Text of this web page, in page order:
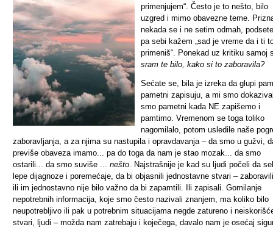
primenjujem“. Često je to nešto, bilo
uzgred i mimo obavezne teme.
nekada se i ne setim odmah,
pa sebi kažem „sad je vreme da i ti
primeniš“. Ponekad uz kritiku samoj
sram te bilo, kako si to zaboravila?
Sećate se, bila je izreka da glupi
pametni zapisuju, a mi smo
smo pametni kada NE zapišemo i
pamtimo. Vremenom se toga toliko
nagomilalo, potom usledile naše
zaboravljanja, a za njima su nastupila i opravdavanja – da smo u gužvi,
previše obaveza imamo... pa do toga da nam je stao mozak... da smo
ostarili... da smo suviše ... nešto. Najstrašnije je kad su ljudi počeli da
lepe dijagnoze i poremećaje, da bi objasnili jednostavne stvari –
ili im jednostavno nije bilo važno da bi zapamtili. Ili zapisali. Gomilanje
nepotrebnih informacija, koje smo često nazivali znanjem, ma koliko bilo
neupotrebljivo ili pak u potrebnim situacijama negde zatureno i
stvari, ljudi – možda nam zatrebaju i koječega, davalo nam je osećaj